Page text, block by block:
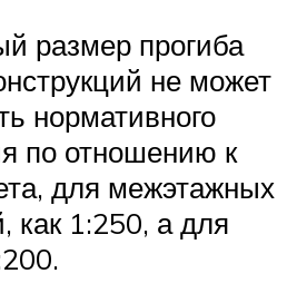
размер прогиба
не может
нормативного
по отношению к
для межэтажных
как 1:250, а для